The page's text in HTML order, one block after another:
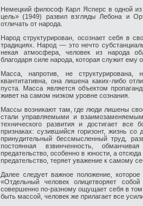
Немецкий философ Карл Ясперс в одной
цель» (1949) развил взгляды Лебона и
отличать от народа.
Народ структурирован, осознает себя в
традициях. Народ — это нечто
некая атмосфера, человек из народа
благодаря силе народа, которая служит ему
Масса, напротив, не структурирована,
квантитативна, она лишена каких-либо
пуста. Масса является объектом
живет на самом низком уровне сознания.
Массы возникают там, где люди лишены
стали управляемыми и
технического развития и достигает
признаках: сузившийся горизонт, жизнь
принудительный бессмысленный труд,
постоянная взвинченность,
предательство, особенно в юности, а
предательство, теряет уважение к самому
Далее следует важное положение,
«Отдельный человек олицетворяет
совершенно по-разному ощущает себя в том
быть массой, человек же прилагает все